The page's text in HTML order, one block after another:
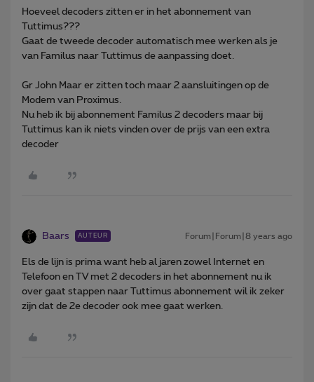
Hoeveel decoders zitten er in het abonnement van
Tuttimus???
Gaat de tweede decoder automatisch mee werken als je
van Familus naar Tuttimus de aanpassing doet.
Gr John Maar er zitten toch maar 2 aansluitingen op de
Modem van Proximus.
Nu heb ik bij abonnement Familus 2 decoders maar bij
Tuttimus kan ik niets vinden over de prijs van een extra
decoder
Baars AUTEUR Forum|Forum|8 years ago
Els de lijn is prima want heb al jaren zowel Internet en
Telefoon en TV met 2 decoders in het abonnement nu ik
over gaat stappen naar Tuttimus abonnement wil ik zeker
zijn dat de 2e decoder ook mee gaat werken.